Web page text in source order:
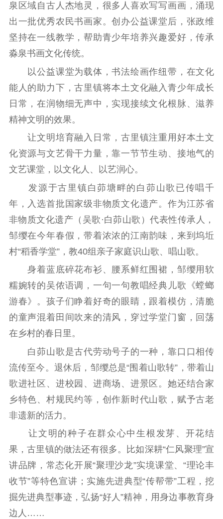
精神文明
文明创建 文明实践
文明培育
社会宣传
新闻出版
精品出版 全民阅读
扫黄打非
电影工作
电影创作 电影市场
机关党建
党建要闻 学习在线
文化人才
紫金人才 职称评审
数据资源
公共服务
新时代公民素养
提升资源库
新闻出版
政务服务
作品著作权
登记服务
科研创新
服务管理平台
管理平台
服务管理
文化产业
统计分析
数字出版
审读服务
新闻发布工作备
案管理系统
电影
服务
理论宣讲
共建共享平台
政工继续教育学
习平台
责任编辑注册
业务申报系统
泉区域自古人杰地灵，很多人喜欢写写画画，涌现
出一批优秀农民书画家。创办公益课堂后，张政维
坚持在一线教学，帮助青少年培养兴趣爱好，传承
淼泉书画文化传统。
以公益课堂为载体，书法绘画作纽带，在文化
能人的助力下，古里镇将本土文化融入青少年成长
日常，在润物细无声中，实现接续文化根脉、滋养
精神文明的效果。
让文明培育融入日常，古里镇注重用好本土文
化资源与文艺骨干力量，靠一节节生动、接地气的
文艺课堂，以文化人、以艺润心。
发源于古里镇白茆塘畔的白茆山歌已传唱千
年，入选首批国家级非物质文化遗产。作为江苏省
非物质文化遗产（吴歌·白茆山歌）代表性传承人，
邹缨在今年春假，带着浓浓的江南韵味，来到坞坵
村“稻香学堂”，教40组亲子家庭识山歌、唱山歌。
身着蓝底碎花布衫、腰系鲜红围裙，邹缨用软
糯婉转的吴侬语调，一句一句教唱经典儿歌《螳螂
游春》。孩子们睁着好奇的眼睛，跟着模仿，清脆
的童声混着田间吹来的清风，穿过学堂门窗，回荡
在乡村的春日里。
白茆山歌是古代劳动号子的一种，靠口口相传
流传至今。退休后，邹缨总是“围着山歌转”，带着山
歌进社区、进校园、进商场、进景区。她还结合家
乡特色、村规民约等，创作新时代山歌，赋予古老
非遗新的活力。
让文明的种子在群众心中生根发芽、开花结
果，古里镇的做法还有很多。比如深耕“仁风聚理”宣
讲品牌，常态化开展“聚理沙龙”实境课堂、“理论丰
收节”等特色宣讲；实施先进典型“传帮带”工程，挖
掘先进典型事迹，弘扬“好人”精神，用身边事教育身
边人……